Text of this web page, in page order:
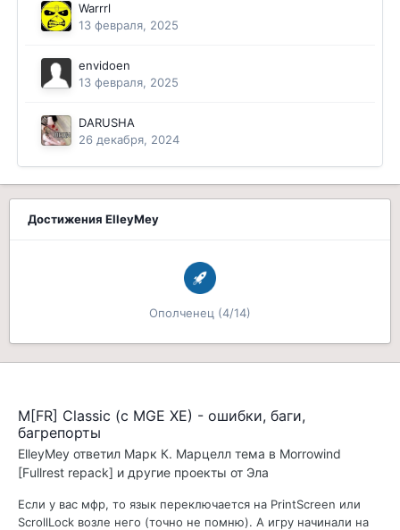
Warrrl
13 февраля, 2025
envidoen
13 февраля, 2025
DARUSHA
26 декабря, 2024
Достижения ElleyMey
Ополченец (4/14)
M[FR] Classic (с MGE XE) - ошибки, баги,
багрепорты
ElleyMey ответил Марк К. Марцелл тема в Morrowind
[Fullrest repack] и другие проекты от Эла
Если у вас мфр, то язык переключается на PrintScreen или
ScrollLock возле него (точно не помню). А игру начинали на